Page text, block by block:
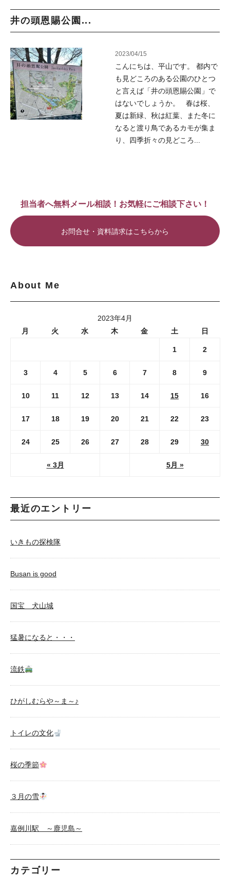
井の頭恩賜公園...
2023/04/15
こんにちは、平山です。 都内で
も見どころのある公園のひとつ
と言えば「井の頭恩賜公園」で
はないでしょうか。 春は桜、
夏は新緑、秋は紅葉、また冬に
なると渡り鳥であるカモが集ま
り、四季折々の見どころ...
担当者へ無料メール相談！お気軽にご相談下さい！
お問合せ・資料請求はこちらから
About Me
2023年4月
月
火 水 木 金 土 日
« 3月 5月 »
1 2
3 4 5 6 7 8 9
10 11 12 13 14 15 16
17 18 19 20 21 22 23
24 25 26 27 28 29 30
最近のエントリー
いきもの探検隊
Busan is good
国宝 犬山城
猛暑になると・・・
流鉄
ひがしむらや～ま～♪
トイレの文化
桜の季節
３月の雪
嘉例川駅 ～鹿児島～
カテゴリー